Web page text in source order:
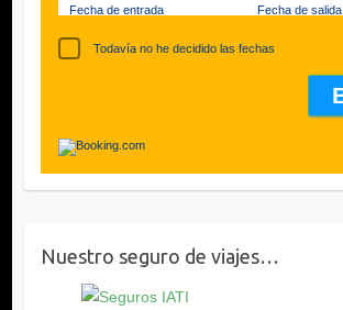
Fecha de entrada Fecha de salida
Todavía no he decidido las fechas
Nuestro seguro de viajes…